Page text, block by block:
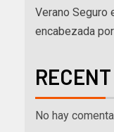
Verano Seguro
encabezada
No hay